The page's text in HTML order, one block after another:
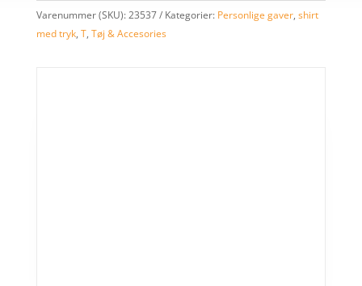
Varenummer (SKU):23537 Kategorier: Personlige gaver, shirt
med tryk, T, Tøj & Accesories